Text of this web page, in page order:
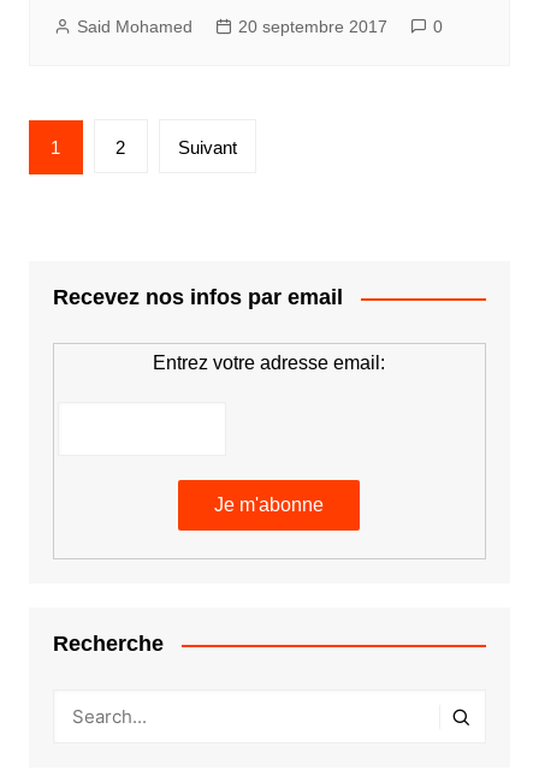
Said Mohamed 20 septembre 2017 0
Pagination
des
1 2 Suivant
Recevez nos infos par email
Entrez votre adresse email:
Recherche